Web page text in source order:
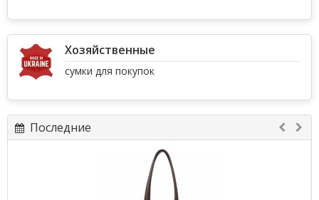
Хозяйственные
сумки для покупок
Последние